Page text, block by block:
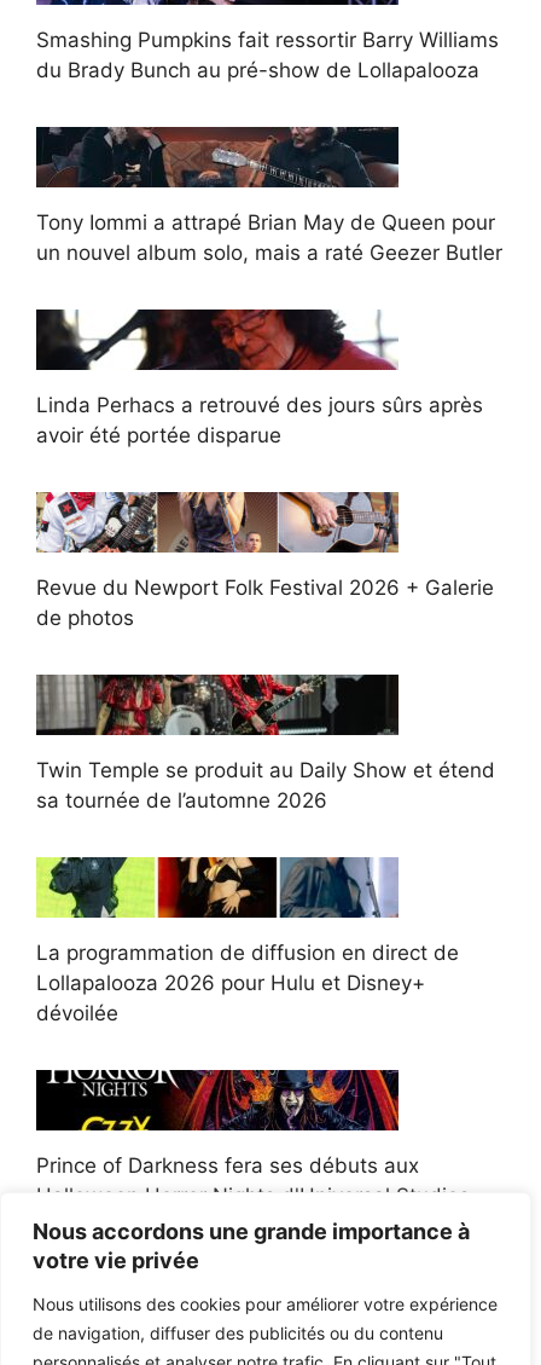
Nous accordons une grande importance à
votre vie privée
Nous utilisons des cookies pour améliorer votre expérience
de navigation, diffuser des publicités ou du contenu
Smashing Pumpkins fait ressortir Barry Williams
du Brady Bunch au pré-show de Lollapalooza
Tony Iommi a attrapé Brian May de Queen pour
un nouvel album solo, mais a raté Geezer Butler
Linda Perhacs a retrouvé des jours sûrs après
avoir été portée disparue
Revue du Newport Folk Festival 2026 + Galerie
de photos
Twin Temple se produit au Daily Show et étend
sa tournée de l’automne 2026
La programmation de diffusion en direct de
Lollapalooza 2026 pour Hulu et Disney+
dévoilée
Prince of Darkness fera ses débuts aux
Halloween Horror Nights d'Universal Studios
Afroman poursuit un policier de l'Ohio après la